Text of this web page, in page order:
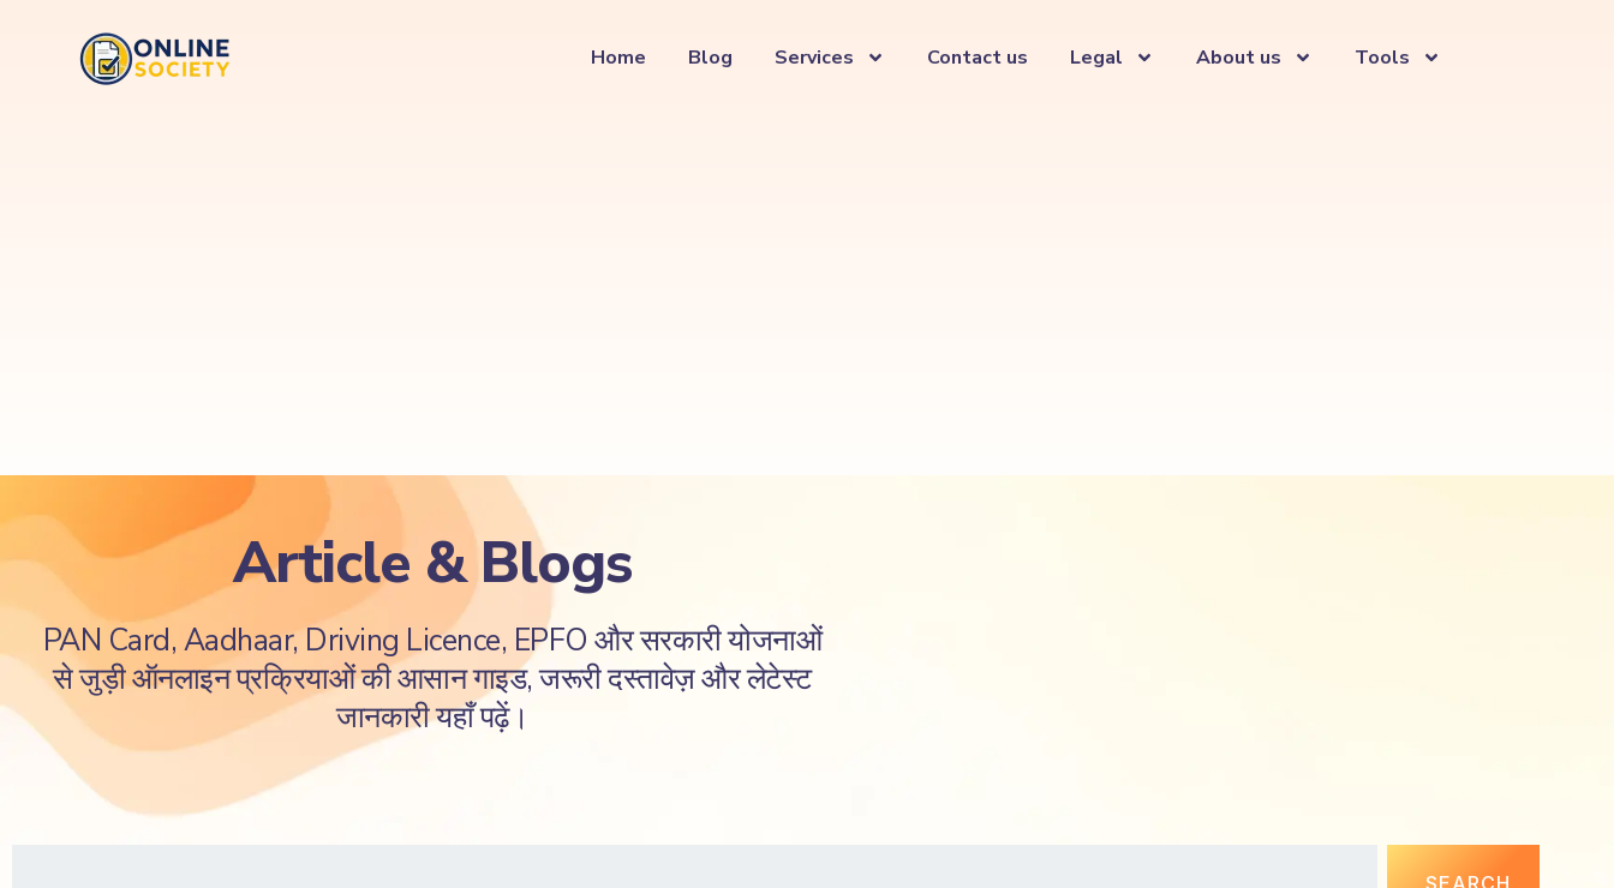
Home Blog Services Contact us Legal About us Tools
Article & Blogs
PAN Card, Aadhaar, Driving Licence, EPFO और सरकारी योजनाओं
से जुड़ी ऑनलाइन प्रक्रियाओं की आसान गाइड, जरूरी दस्तावेज़ और लेटेस्ट
जानकारी यहाँ पढ़ें।